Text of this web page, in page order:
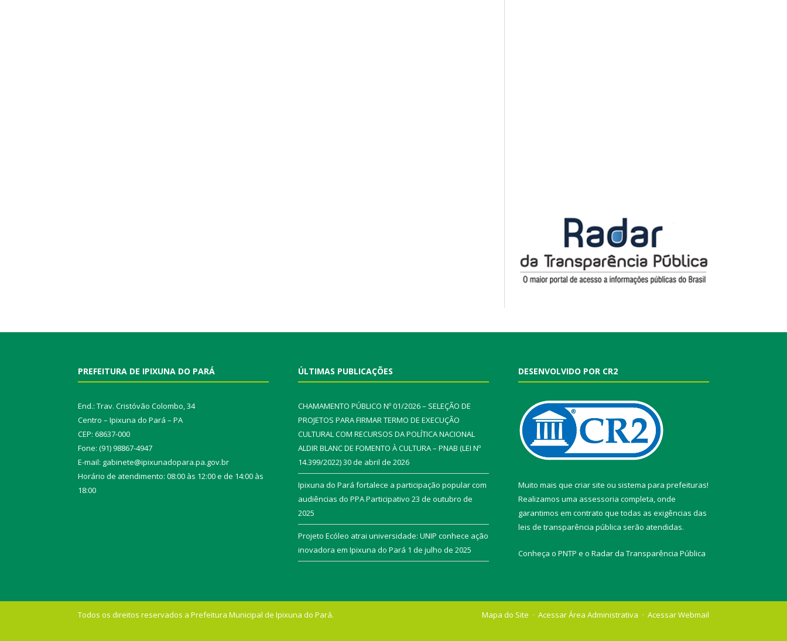
PREFEITURA DE IPIXUNA DO PARÁ
End.: Trav. Cristóvão Colombo, 34
Centro – Ipixuna do Pará – PA
CEP: 68637-000
Fone: (91) 98867-4947
E-mail: gabinete@ipixunadopara.pa.gov.br
Horário de atendimento: 08:00 às 12:00 e de 14:00 às
18:00
ÚLTIMAS PUBLICAÇÕES
CHAMAMENTO PÚBLICO Nº 01/2026 – SELEÇÃO DE
PROJETOS PARA FIRMAR TERMO DE EXECUÇÃO
CULTURAL COM RECURSOS DA POLÍTICA NACIONAL
ALDIR BLANC DE FOMENTO À CULTURA – PNAB (LEI Nº
14.399/2022)30 de abril de 2026
Ipixuna do Pará fortalece a participação popular com
audiências do PPA Participativo 23 de outubro de
2025
Projeto Ecóleo atrai universidade: UNIP conhece ação
inovadora em Ipixuna do Pará 1 de julho de 2025
DESENVOLVIDO POR CR2
Muito mais que criar site ou sistema para prefeituras!
Realizamos uma assessoria completa, onde
garantimos em contrato que todas as exigências das
leis de transparência pública serão atendidas.
Conheça o PNTP e o Radar da Transparência Pública
Todos os direitos reservados a Prefeitura Municipal de Ipixuna do Pará. Mapa do Site Acessar Área Administrativa Acessar Webmail